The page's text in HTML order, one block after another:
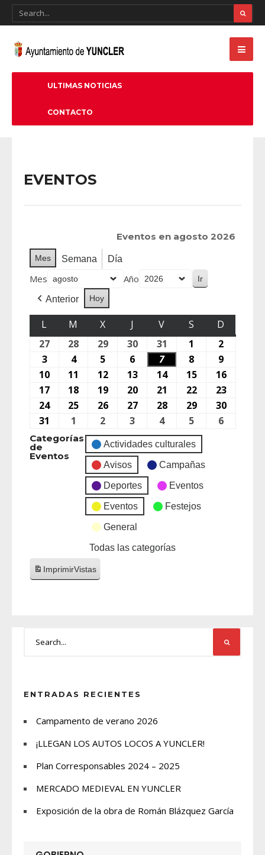
ULTIMAS NOTICIAS
CONTACTO
EVENTOS
Eventos en agosto 2026
Mes Semana Día
Mes Año
Anterior Hoy
L M X J V S
D
27
28 29 30 31 1
2
3
4 5 6 7 8
9
10
11 12 13 14 15
16
17
18 19 20 21 22
23
24
25 26 27 28 29
30
31
1 2 3 4 5 6
Categorías
de
Eventos
Actividades culturales
Avisos Campañas
Deportes Eventos
Eventos Festejos
General
Todas las categorías
ImprimirVistas
ENTRADAS RECIENTES
Campamento de verano 2026
¡LLEGAN LOS AUTOS LOCOS A YUNCLER!
Plan Corresponsables 2024 – 2025
MERCADO MEDIEVAL EN YUNCLER
Exposición de la obra de Román Blázquez García